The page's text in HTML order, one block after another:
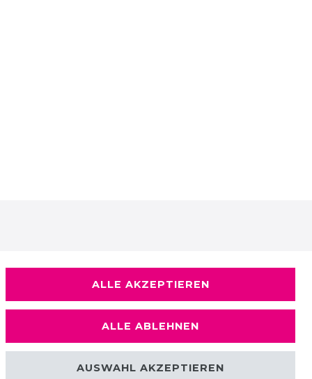
ALLE AKZEPTIEREN
ALLE ABLEHNEN
AUSWAHL AKZEPTIEREN